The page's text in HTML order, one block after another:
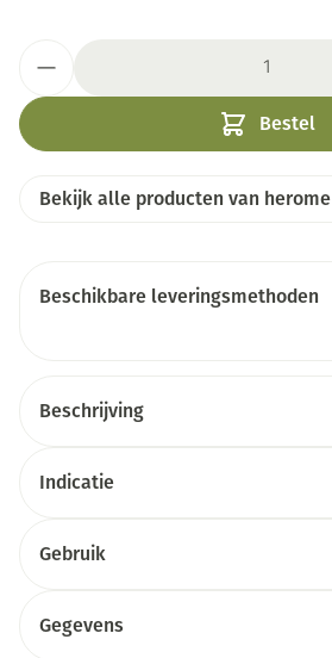
Bestel
Bekijk alle producten van herome
Beschikbare leveringsmethoden
Beschrijving
Indicatie
Gebruik
Gegevens